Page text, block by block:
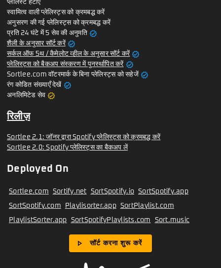
प्लेलिस्ट हटाएं
स्वामित्व वाली प्लेलिस्ट्स को क्रमबद्ध करें
अनुसरण की गई प्लेलिस्ट्स को क्रमबद्ध करें
प्रति 24 घंटे में 5 सेव की अनुमति verified
शैली के अनुसार सॉर्ट करें verified
सर्कल ऑफ 5थ / कैमेलोट व्हील के अनुसार सॉर्ट करें verified
प्लेलिस्ट्स को बैकअप संस्करण में पुनर्स्थापित करें verified
Sortlee.com वॉटरमार्क के बिना प्लेलिस्ट्स को सहेजें verified
रंग कोडित संख्याएँ देखें verified
अनलिमिटेड सेव verified
रिलीज़
Sortlee 2.1: जॉनर द्वारा Spotify प्लेलिस्ट्स को क्रमबद्ध करें
Sortlee 2.0: Spotify प्लेलिस्ट्स का बैकअप लें
Deployed On
Sortlee.com Sortify.net SortSpotify.io SortSpotify.app
SortSpotify.com Playlisorter.app SortPlaylist.com
PlaylistSorter.app SortSpotifyPlaylists.com Sort.music
play_arrow सॉर्ट करना शुरू करें